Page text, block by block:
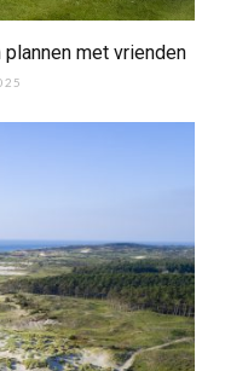
met vrienden